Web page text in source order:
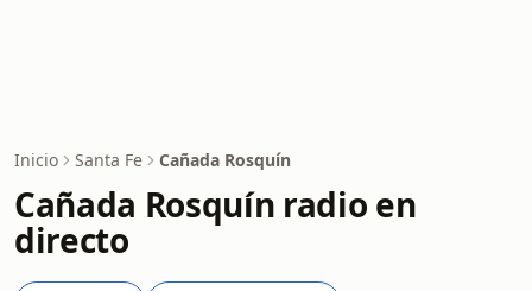
Inicio Santa Fe Cañada Rosquín
Cañada Rosquín radio en
directo